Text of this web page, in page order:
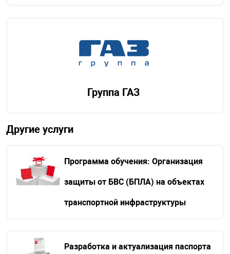
Группа ГАЗ
Другие услуги
Программа обучения: Организация
защиты от БВС (БПЛА) на объектах
транспортной инфраструктуры
Разработка и актуализация паспорта